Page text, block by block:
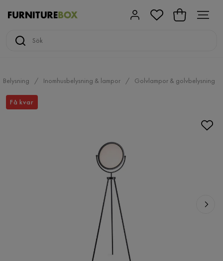
Belysning Inomhusbelysning & lampor Golvlampor & golvbelysning
Få kvar